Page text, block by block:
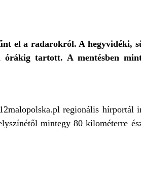
el a radarokról. A hegyvidéki,
tartott. A mentésben
regionális hírportál
mintegy 80 kilométerre